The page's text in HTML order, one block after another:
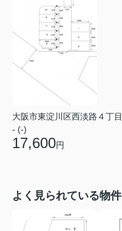
大阪市東淀川区西淡路４丁目
- (-)
17,600円
よく見られている物件